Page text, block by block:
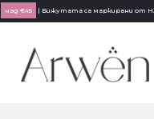
над €45 | Бижутата са маркирани от